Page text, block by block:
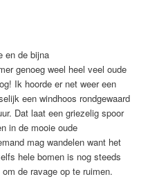
en de bijna
genoeg weel heel veel oude
Ik hoorde er net weer een
een windhoos rondgewaard
Dat laat een griezelig spoor
in de mooie oude
mag wandelen want het
hele bomen is nog steeds
de ravage op te ruimen.